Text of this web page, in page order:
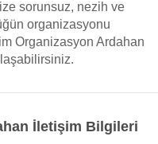
sorunsuz, nezih ve
organizasyonu
Organizasyon Ardahan
İletişim Bilgileri